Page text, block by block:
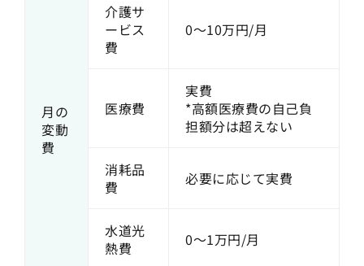
月の
変動
費
介護サ
ービス
費
0〜10万円/月
医療費
実費
*高額医療費の自己負
担額分は超えない
消耗品
費
必要に応じて実費
水道光
熱費
0〜1万円/月